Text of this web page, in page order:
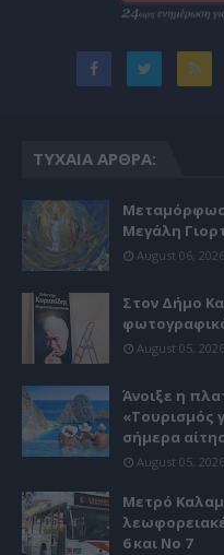
ΤΥΧΑΊΑ ΆΡΘΡΑ:
Μεγάλη
August 06, 2026
Στον Δήμο
August 05, 2026
Άνοιξε η
«Τουρισμός
σήμερα
August 05, 2026
Μετρό
6 και Νο 7